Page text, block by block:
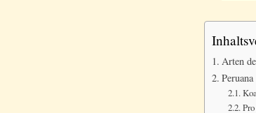
Arten
Peruana